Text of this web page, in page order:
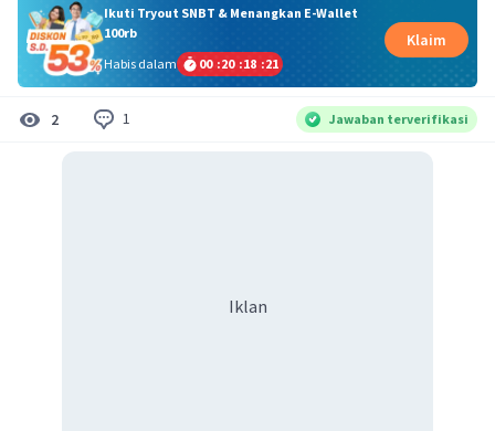
Ikuti Tryout SNBT & Menangkan E-Wallet
100rb
Habis dalam
00 :20 :18 :20
Klaim
2 1 Jawaban terverifikasi
Iklan